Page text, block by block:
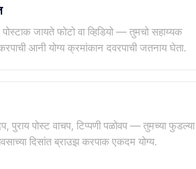
जायते फोटो वा व्हिडियो — तुमचो सहाय्यक
आनी योग्य क्रमांकान दवरपाची जतनाय घेता.
पुराय पोस्ट वाचप, टिप्पणी पळोवप — तुमच्या फुडल्या
दिसांत ब्राउझ करपाक एकदम योग्य.